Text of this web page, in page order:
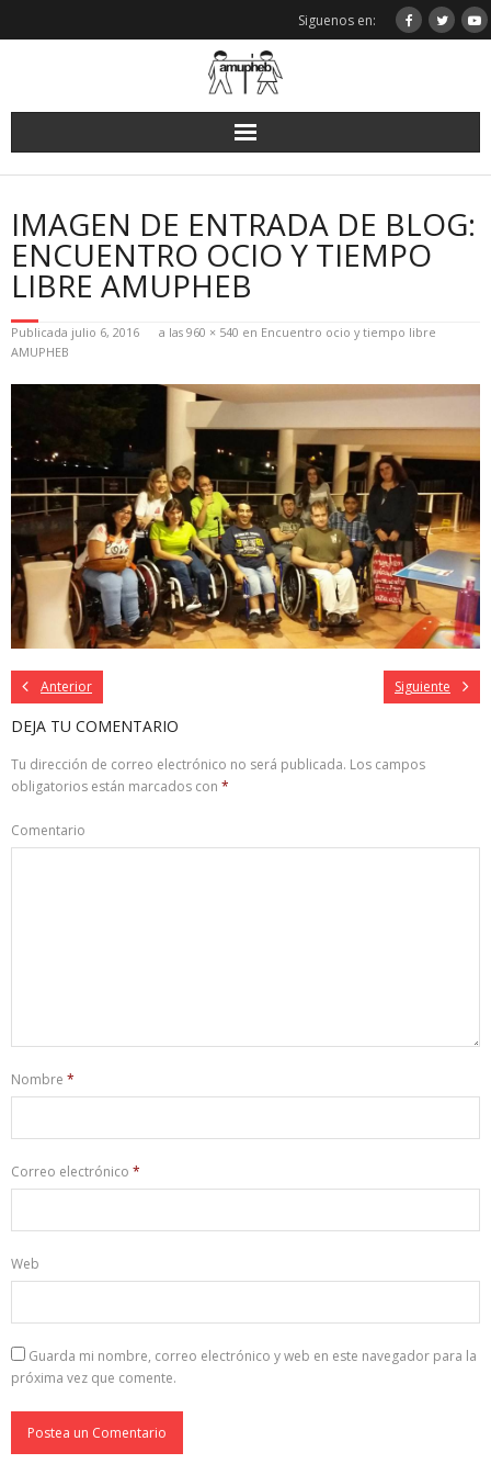
Siguenos en:
IMAGEN DE ENTRADA DE BLOG:
ENCUENTRO OCIO Y TIEMPO
LIBRE AMUPHEB
Publicada julio 6, 2016 a las 960 × 540 en Encuentro ocio y tiempo libre
AMUPHEB
Anterior Siguiente
DEJA TU COMENTARIO
Tu dirección de correo electrónico no será publicada. Los campos
obligatorios están marcados con *
Comentario
Nombre *
Correo electrónico *
Web
Guarda mi nombre, correo electrónico y web en este navegador para la
próxima vez que comente.